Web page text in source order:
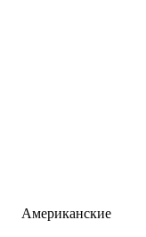
Американские